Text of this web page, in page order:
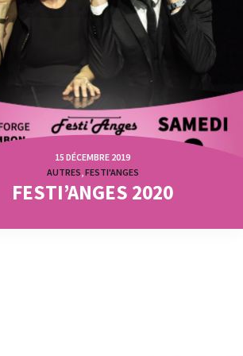
15 DÉCEMBRE 2019
AUTRES FESTI'ANGES
FESTI’ANGES 2020